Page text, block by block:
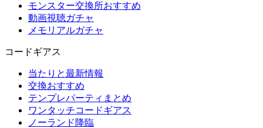
モンスター交換所おすすめ
動画視聴ガチャ
メモリアルガチャ
コードギアス
当たりと最新情報
交換おすすめ
テンプレパーティまとめ
ワンタッチコードギアス
ノーランド降臨